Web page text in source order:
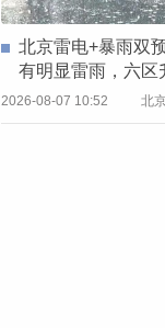
北京雷电+暴雨双
有明显雷雨，六区
2026-08-07 10:52 北